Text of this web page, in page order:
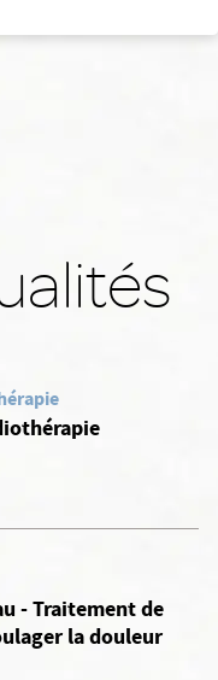
- Traitement de
la douleur